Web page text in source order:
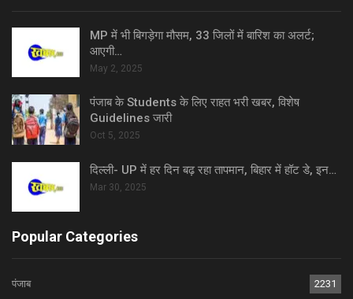
MP में भी बिगड़ेगा मौसम, 33 जिलों में बारिश का अलर्ट;
आएगी…
May 2, 2025
पंजाब के Students के लिए राहत भरी खबर, विशेष
Guidelines जारी
Oct 5, 2025
दिल्ली- UP में हर दिन बढ़ रहा तापमान, बिहार में हॉट डे, इन…
Mar 30, 2025
Popular Categories
पंजाब 2231